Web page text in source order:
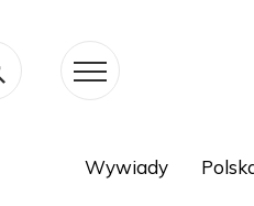
Wywiady